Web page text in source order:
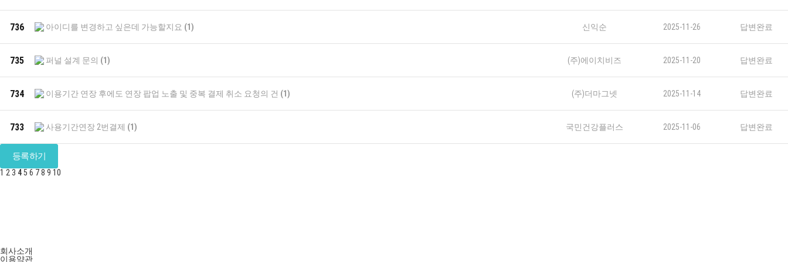
736 아이디를 변경하고 싶은데 가능할지요 (1) 신익순 2025-11-26 답변완료
735 퍼널 설계 문의 (1) (주)에이치비즈 2025-11-20 답변완료
734 이용기간 연장 후에도 연장 팝업 노출 및 중복 결제 취소 요청의 건 (1) (주)더마그넷 2025-11-14 답변완료
733 사용기간연장 2번결제 (1) 국민건강플러스 2025-11-06 답변완료
등록하기
1 2 3 45 6 78 9 10
회사소개
이용약관